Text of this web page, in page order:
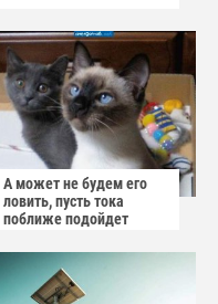
А может не будем его
ловить, пусть тока
поближе подойдет